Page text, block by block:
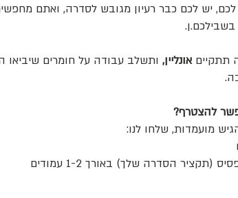
יש לכם כבר רעיון מגובש לסדרה, ואתם
תתקייםאונליין, ותשלב עבודה על חומרים שיביאו
להצטרף?
מועמדות, שלחו לנו:
(תקציר הסדרה שלך) באורך 1-2 עמודים